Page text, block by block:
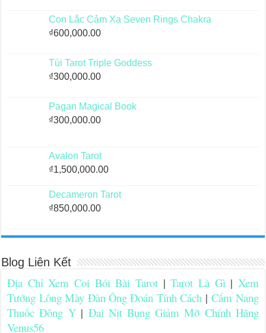
Con Lắc Cảm Xạ Seven Rings Chakra
₫600,000.00
Túi Tarot Triple Goddess
₫300,000.00
Pagan Magical Book
₫300,000.00
Avalon Tarot
₫1,500,000.00
Decameron Tarot
₫850,000.00
Blog Liên Kết
Địa Chỉ Xem Coi Bói Bài Tarot |Tarot Là Gì| Xem
Tướng Lông Mày Đàn Ông Đoán Tính Cách |Cẩm Nang
Thuốc Đông Y| Đai Nịt Bụng Giảm Mỡ Chính Hãng
Venus56